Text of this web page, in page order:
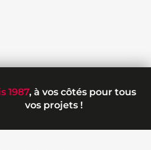
1987, à vos côtés pour tous
vos projets !